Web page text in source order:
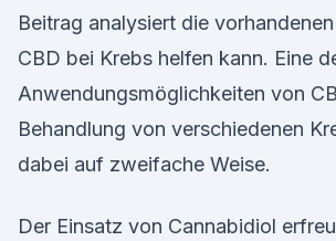
Beitrag analysiert die
CBD bei Krebs helfen kann. Eine
Anwendungsmöglichkeiten von
Behandlung von verschiedenen
dabei auf zweifache Weise.
Der Einsatz von Cannabidiol